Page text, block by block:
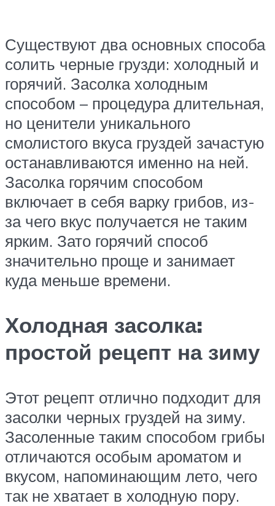
Существуют два основных способа
солить черные грузди: холодный и
горячий. Засолка холодным
способом – процедура длительная,
но ценители уникального
смолистого вкуса груздей зачастую
останавливаются именно на ней.
Засолка горячим способом
включает в себя варку грибов, из-
за чего вкус получается не таким
ярким. Зато горячий способ
значительно проще и занимает
куда меньше времени.
Холодная засолка:
простой рецепт на зиму
Этот рецепт отлично подходит для
засолки черных груздей на зиму.
Засоленные таким способом грибы
отличаются особым ароматом и
вкусом, напоминающим лето, чего
так не хватает в холодную пору.